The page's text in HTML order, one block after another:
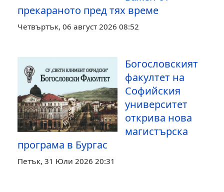
прекараното пред тях време
Четвъртък, 06 август 2026 08:52
Богословският
факултет на
Софийския
университет
открива нова
магистърска
програма в Бургас
Петък, 31 Юли 2026 20:31